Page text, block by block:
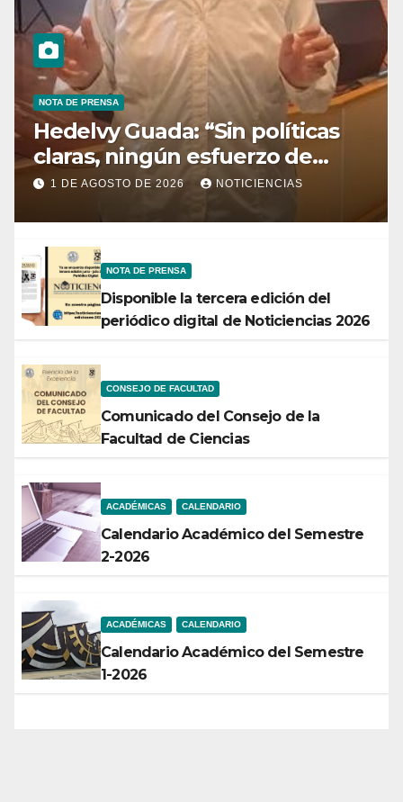
NOTA DE PRENSA
Hedelvy Guada: “Sin políticas
claras, ningún esfuerzo de
conservación rendirá frutos”
1 DE AGOSTO DE 2026 NOTICIENCIAS
NOTA DE PRENSA
Disponible la tercera edición del
periódico digital de Noticiencias 2026
CONSEJO DE FACULTAD
Comunicado del Consejo de la
Facultad de Ciencias
ACADÉMICAS CALENDARIO
Calendario Académico del Semestre
2-2026
ACADÉMICAS CALENDARIO
Calendario Académico del Semestre
1-2026